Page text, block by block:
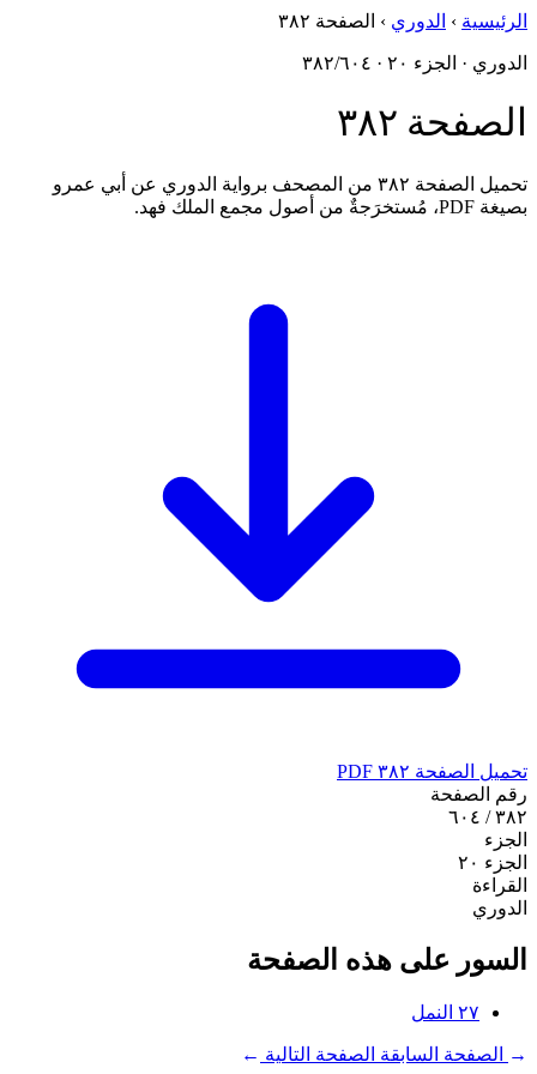
الرئيسية › الدوري › الصفحة ٣٨٢
الدوري · الجزء ٢٠ · ٣٨٢/٦٠٤
الصفحة ٣٨٢
تحميل الصفحة ٣٨٢ من المصحف برواية الدوري عن أبي عمرو
بصيغة PDF، مُستخرَجةٌ من أصول مجمع الملك فهد.
تحميل الصفحة ٣٨٢ PDF
رقم الصفحة
٣٨٢ / ٦٠٤
الجزء
الجزء ٢٠
القراءة
الدوري
السور على هذه الصفحة
٢٧ النمل
← الصفحة السابقة الصفحة التالية →